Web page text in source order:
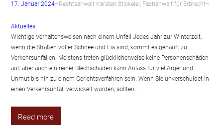
17. Januar 2024– Rechtsanwalt Karsten Stickeler, Fachanwalt für Erbrecht–
Aktuelles
Wichtige Verhaltensweisen nach einem Unfall Jedes Jahr zur Winterzeit,
wenn die Straßen voller Schnee und Eis sind, kommt es gehäuft zu
Verkehrsunfällen. Meistens treten glücklicherweise keine Personenschäden
auf, aber auch ein reiner Blechschaden kann Anlass für viel Ärger und
Unmut bis hin zu einem Gerichtsverfahren sein. Wenn Sie unverschuldet in
einen Verkehrsunfall verwickelt wurden, sollten…
Read more